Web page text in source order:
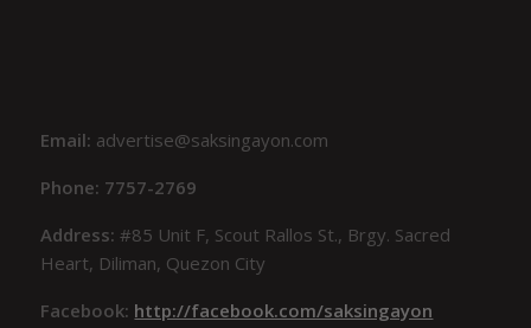
Email: advertise@saksingayon.com
Phone: 7757-2769
Address:#85 Unit F, Scout Rallos St., Brgy. Sacred
Heart, Diliman, Quezon City
Facebook: http://facebook.com/saksingayon